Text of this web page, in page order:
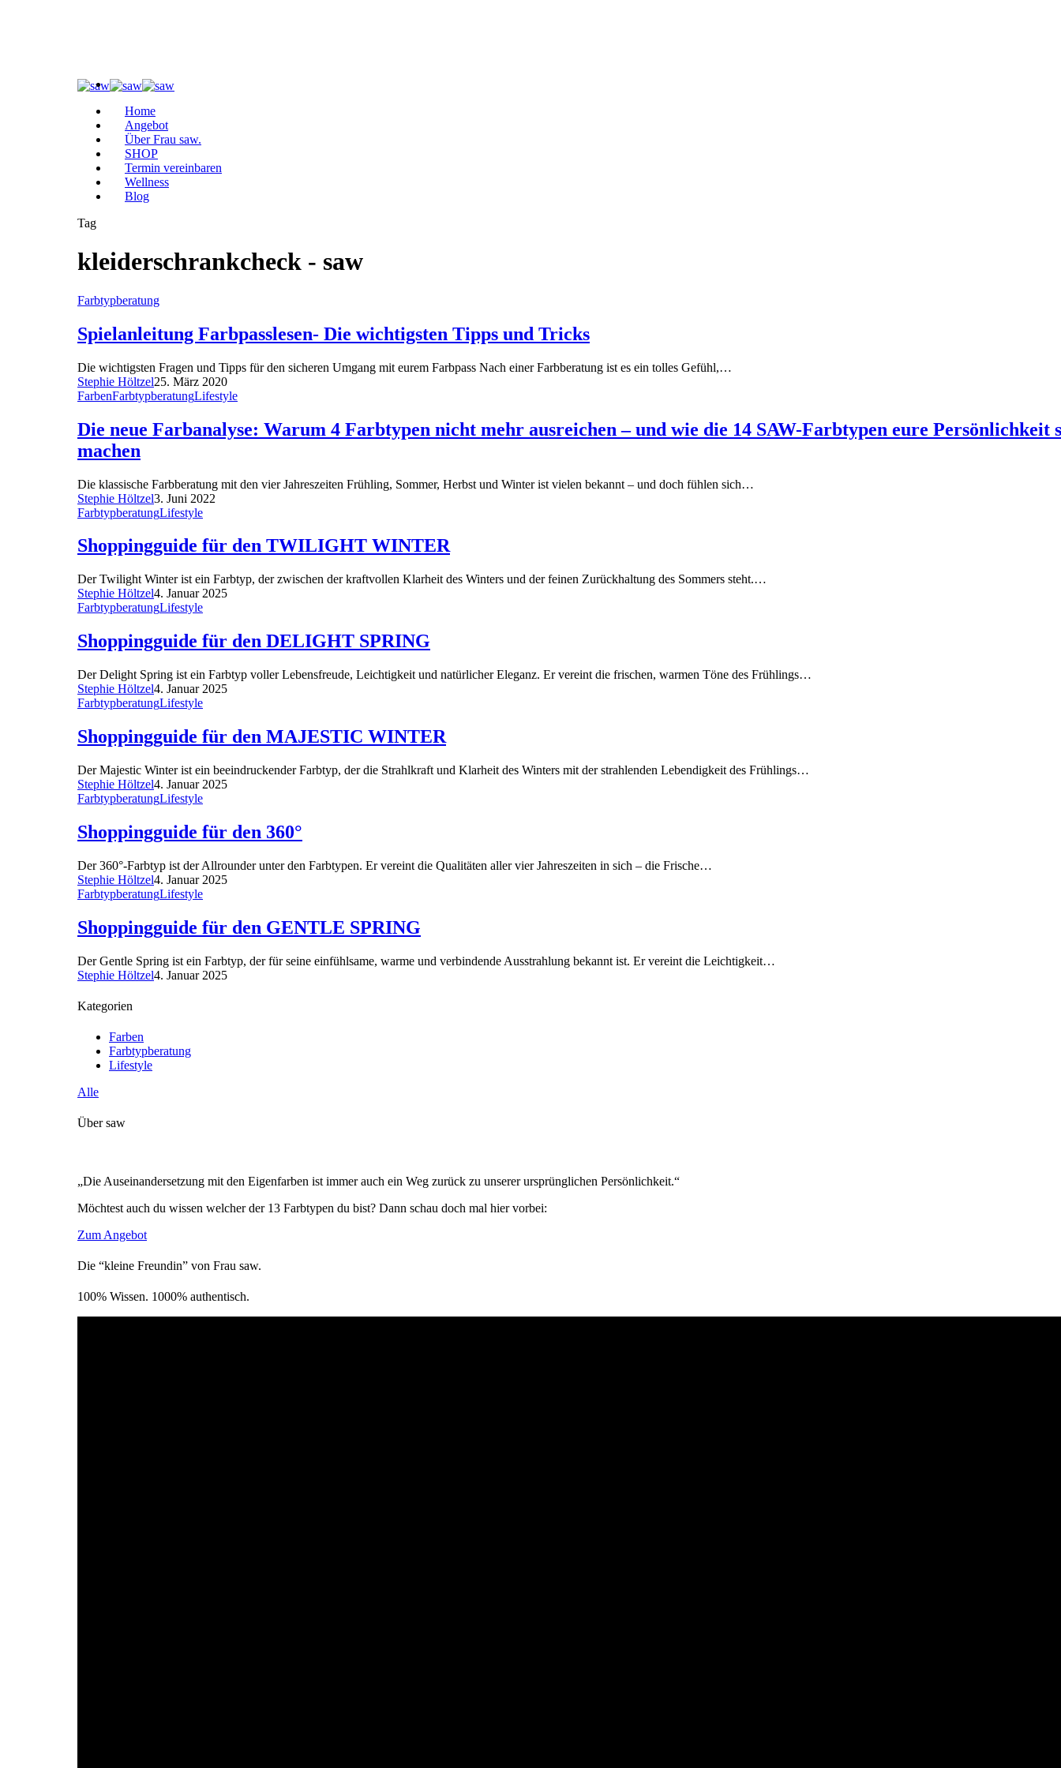
Home
Angebot
Über Frau saw.
SHOP
Termin vereinbaren
Wellness
Blog
Tag
kleiderschrankcheck - saw
Farbtypberatung
Spielanleitung Farbpasslesen- Die wichtigsten Tipps und Tricks
Die wichtigsten Fragen und Tipps für den sicheren Umgang mit eurem Farbpass Nach einer Farbberatung ist es ein tolles Gefühl,…
Stephie Höltzel25. März 2020
FarbenFarbtypberatungLifestyle
Die neue Farbanalyse: Warum 4 Farbtypen nicht mehr ausreichen – und wie die 14 SAW-Farbtypen eure Persönlichkeit
machen
Die klassische Farbberatung mit den vier Jahreszeiten Frühling, Sommer, Herbst und Winter ist vielen bekannt – und doch fühlen sich…
Stephie Höltzel3. Juni 2022
FarbtypberatungLifestyle
Shoppingguide für den TWILIGHT WINTER
Der Twilight Winter ist ein Farbtyp, der zwischen der kraftvollen Klarheit des Winters und der feinen Zurückhaltung des Sommers steht.…
Stephie Höltzel4. Januar 2025
FarbtypberatungLifestyle
Shoppingguide für den DELIGHT SPRING
Der Delight Spring ist ein Farbtyp voller Lebensfreude, Leichtigkeit und natürlicher Eleganz. Er vereint die frischen, warmen Töne des Frühlings…
Stephie Höltzel4. Januar 2025
FarbtypberatungLifestyle
Shoppingguide für den MAJESTIC WINTER
Der Majestic Winter ist ein beeindruckender Farbtyp, der die Strahlkraft und Klarheit des Winters mit der strahlenden Lebendigkeit des Frühlings…
Stephie Höltzel4. Januar 2025
FarbtypberatungLifestyle
Shoppingguide für den 360°
Der 360°-Farbtyp ist der Allrounder unter den Farbtypen. Er vereint die Qualitäten aller vier Jahreszeiten in sich – die Frische…
Stephie Höltzel4. Januar 2025
FarbtypberatungLifestyle
Shoppingguide für den GENTLE SPRING
Der Gentle Spring ist ein Farbtyp, der für seine einfühlsame, warme und verbindende Ausstrahlung bekannt ist. Er vereint die Leichtigkeit…
Stephie Höltzel4. Januar 2025
Kategorien
Farben
Farbtypberatung
Lifestyle
Alle
Über saw
„Die Auseinandersetzung mit den Eigenfarben ist immer auch ein Weg zurück zu unserer ursprünglichen Persönlichkeit.“
Möchtest auch du wissen welcher der 13 Farbtypen du bist? Dann schau doch mal hier vorbei:
Zum Angebot
Die “kleine Freundin” von Frau saw.
100% Wissen. 1000% authentisch.